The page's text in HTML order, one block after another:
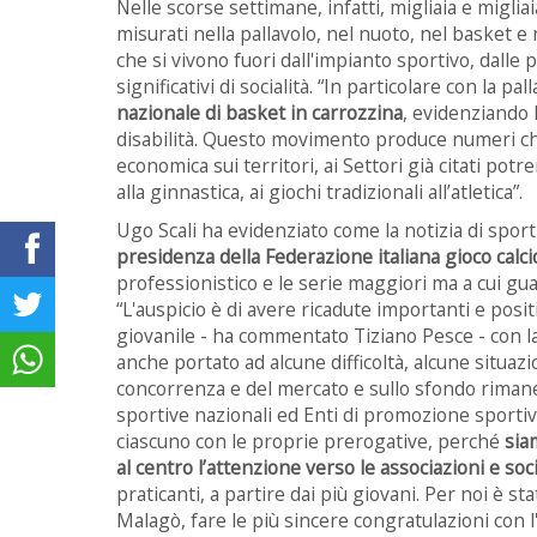
Nelle scorse settimane, infatti, migliaia e
misurati nella pallavolo, nel nuoto, nel basket
che si vivono fuori dall'impianto sportivo, dalle
significativi di socialità. “In particolare con la
nazionale di basket in carrozzina,
disabilità. Questo movimento produce numeri
economica sui territori, ai Settori già citati
alla ginnastica, ai giochi tradizionali all’atletica”.
Ugo Scali ha evidenziato come la notizia di
presidenza della Federazione italiana gioco
professionistico e le serie maggiori ma a cui
“L'auspicio è di avere ricadute importanti e
giovanile - ha commentato Tiziano Pesce - con
anche portato ad alcune difficoltà, alcune
concorrenza e del mercato e sullo sfondo
sportive nazionali ed Enti di promozione
ciascuno con le proprie prerogative, perché
al centro l’attenzione verso le associazioni e
praticanti, a partire dai più giovani. Per noi è
Malagò, fare le più sincere congratulazioni